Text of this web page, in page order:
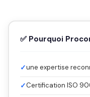
✅ Pourquoi
✓une expertise
✓Certification ISO